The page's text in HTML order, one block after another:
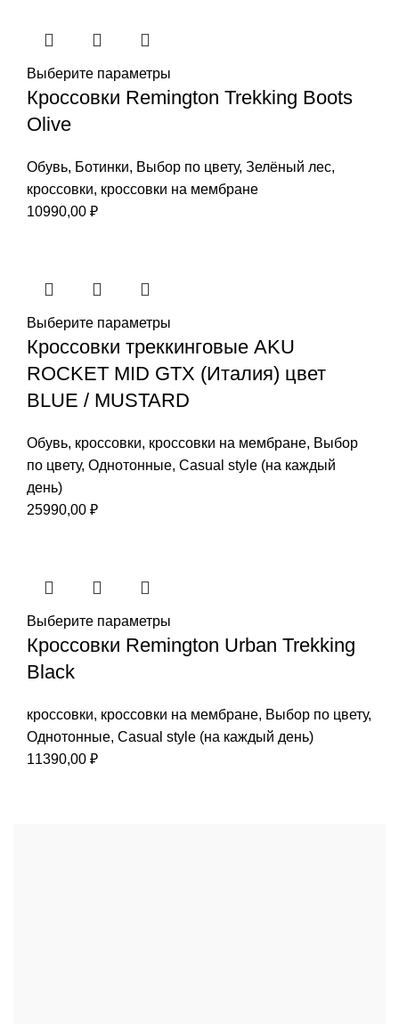
Выберите параметры
Кроссовки Remington Trekking Boots
Olive
Обувь, Ботинки, Выбор по цвету, Зелёный лес,
кроссовки, кроссовки на мембране
10990,00 ₽
Выберите параметры
Кроссовки треккинговые AKU
ROCKET MID GTX (Италия) цвет
BLUE / MUSTARD
Обувь, кроссовки, кроссовки на мембране, Выбор
по цвету, Однотонные, Casual style (на каждый
день)
25990,00 ₽
Выберите параметры
Кроссовки Remington Urban Trekking
Black
кроссовки, кроссовки на мембране, Выбор по цвету,
Однотонные, Casual style (на каждый день)
11390,00 ₽